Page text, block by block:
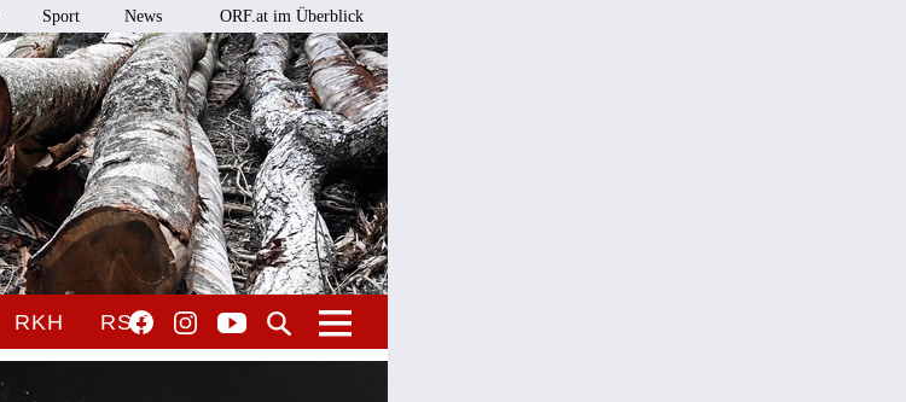
Sport News ORF.at im Überblick
RKH RSO